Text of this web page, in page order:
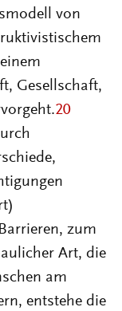
von
Gesellschaft,
20
zum
Art, die
am
entstehe die